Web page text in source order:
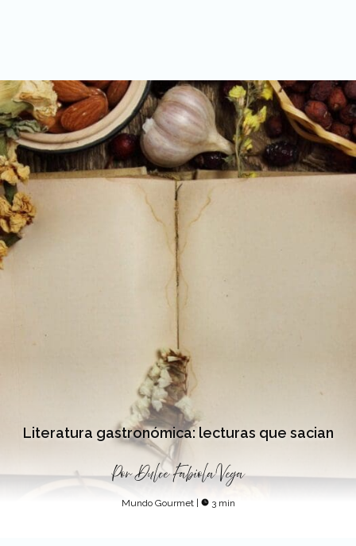
Literatura gastronómica: lecturas que sacian
PorDulce Fabiola Vega
Mundo Gourmet | 3 min